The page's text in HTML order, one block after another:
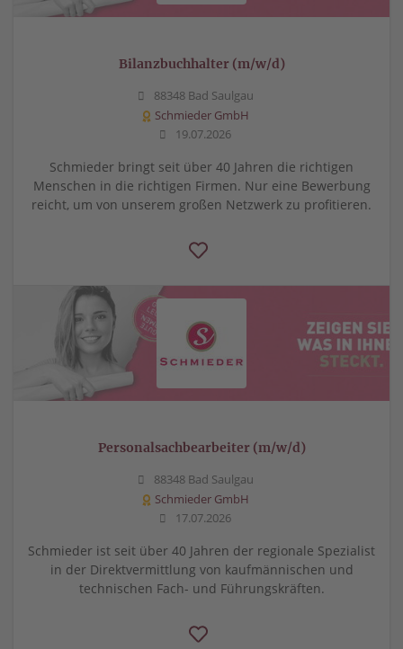
Bilanzbuchhalter (m/w/d)
88348 Bad Saulgau
Schmieder GmbH
19.07.2026
Schmieder bringt seit über 40 Jahren die richtigen
Menschen in die richtigen Firmen. Nur eine Bewerbung
reicht, um von unserem großen Netzwerk zu profitieren.
Personalsachbearbeiter (m/w/d)
88348 Bad Saulgau
Schmieder GmbH
17.07.2026
Schmieder ist seit über 40 Jahren der regionale Spezialist
in der Direktvermittlung von kaufmännischen und
technischen Fach- und Führungskräften.